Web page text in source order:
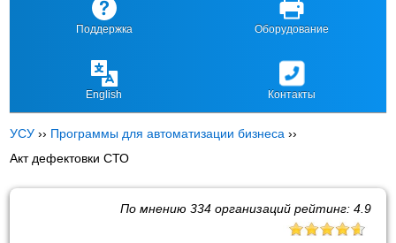
Поддержка Оборудование
English Контакты
УСУ ›› Программы для автоматизации бизнеса ››
Акт дефектовки СТО
По мнению 334организаций рейтинг: 4.9